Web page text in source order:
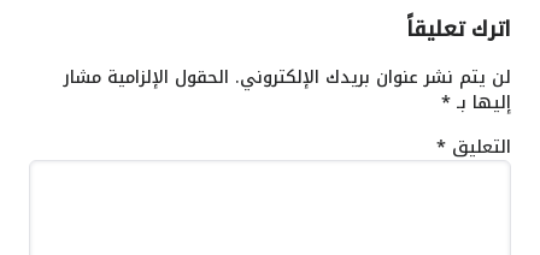
اترك تعليقاً
لن يتم نشر عنوان بريدك الإلكتروني. الحقول الإلزامية مشار
إليها بـ*
التعليق *